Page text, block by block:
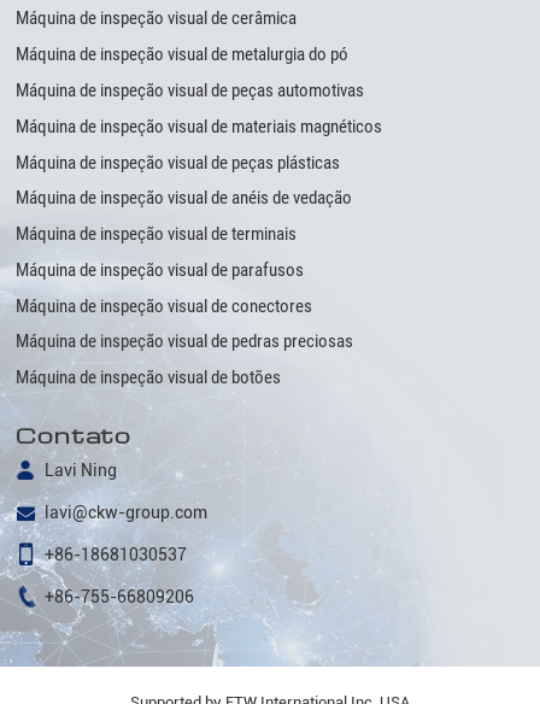
Máquina de inspeção visual de cerâmica
Máquina de inspeção visual de metalurgia do pó
Máquina de inspeção visual de peças automotivas
Máquina de inspeção visual de materiais magnéticos
Máquina de inspeção visual de peças plásticas
Máquina de inspeção visual de anéis de vedação
Máquina de inspeção visual de terminais
Máquina de inspeção visual de parafusos
Máquina de inspeção visual de conectores
Máquina de inspeção visual de pedras preciosas
Máquina de inspeção visual de botões
Contato
Lavi Ning
lavi@ckw-group.com
+86-18681030537
+86-755-66809206